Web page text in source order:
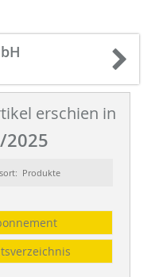
erschien in
2025
Produkte